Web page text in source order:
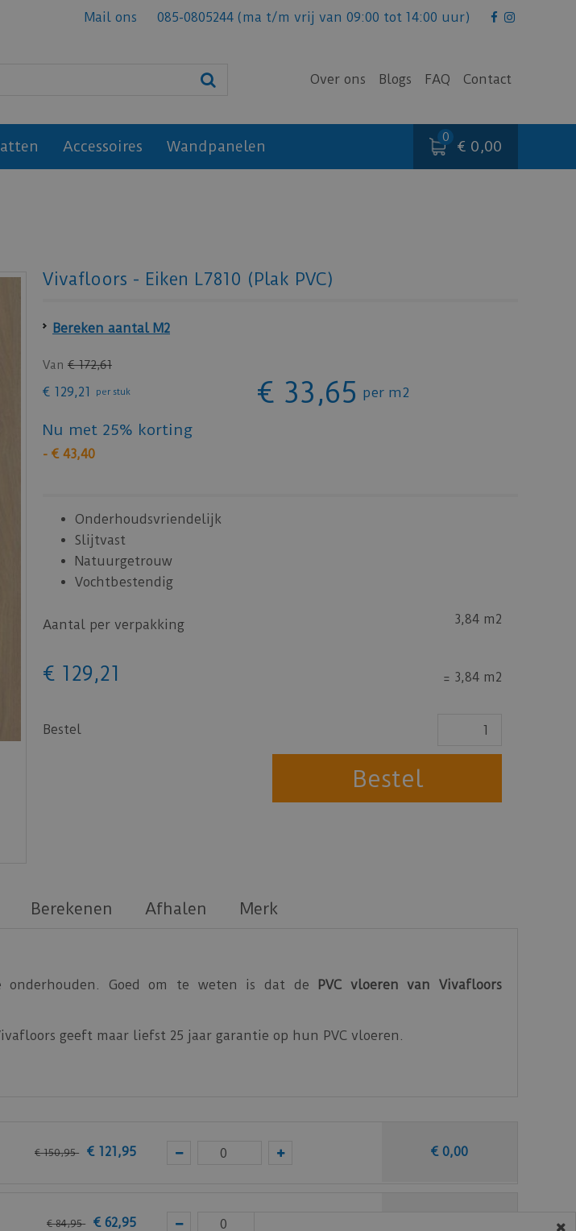
Mail ons 085-0805244 (ma t/m vrij van 09:00 tot 14:00 uur)
Over ons Blogs FAQ Contact
Accessoires Wandpanelen € 0,00
Vivafloors - Eiken L7810 (Plak PVC)
Bereken aantal M2
Van € 172,61
€ 129,21 per stuk € 33,65 per m2
Nu met 25% korting
- € 43,40
Onderhoudsvriendelijk
Slijtvast
Natuurgetrouw
Vochtbestendig
Aantal per verpakking 3,84 m2
€ 129,21 = 3,84 m2
Bestel
Berekenen Afhalen Merk
Goed om te weten is dat de PVC vloeren van Vivafloors
geeft maar liefst 25 jaar garantie op hun PVC vloeren.
€ 150,95 € 121,95 € 0,00
€ 84,95 € 62,95